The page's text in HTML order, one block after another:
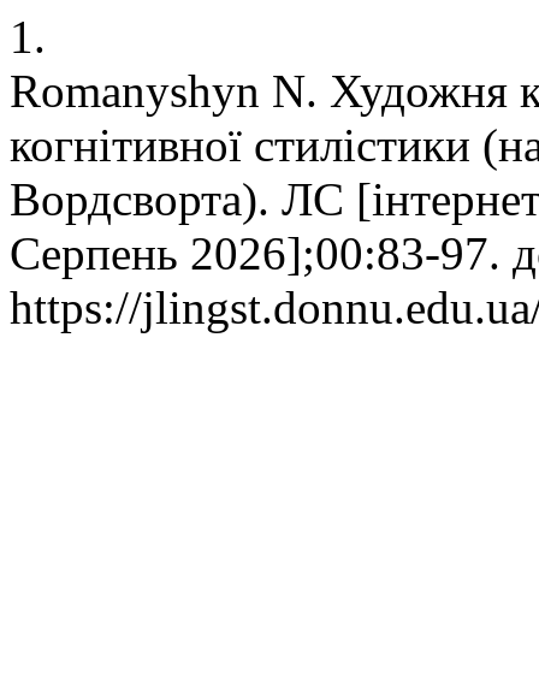
1.
Romanyshyn N. Художня
когнітивної стилістики
Вордсворта). ЛС
Серпень 2026];00:83-97.
https://